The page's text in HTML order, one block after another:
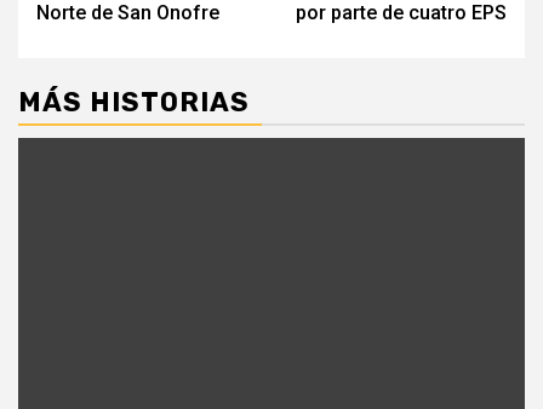
Norte de San Onofre
por parte de cuatro EPS
MÁS HISTORIAS